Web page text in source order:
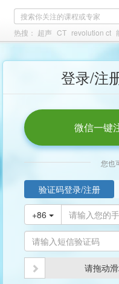
热搜： 超声 CT revolution ct
登录/注
微信一键
您也
验证码登录/注册
+86
请拖动